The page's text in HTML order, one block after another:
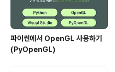
파이썬에서 OpenGL 사용하기
(PyOpenGL)